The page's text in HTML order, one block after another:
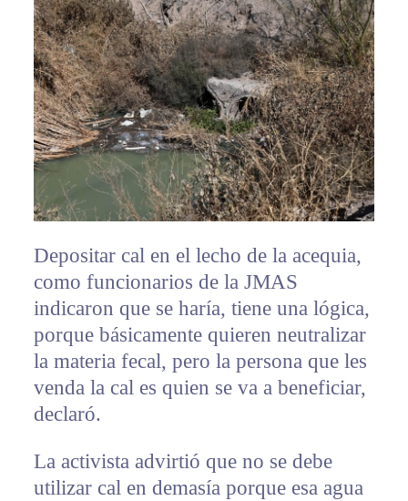
Depositar cal en el lecho de la acequia,
como funcionarios de la JMAS
indicaron que se haría, tiene una lógica,
porque básicamente quieren neutralizar
la materia fecal, pero la persona que les
venda la cal es quien se va a beneficiar,
declaró.
La activista advirtió que no se debe
utilizar cal en demasía porque esa agua